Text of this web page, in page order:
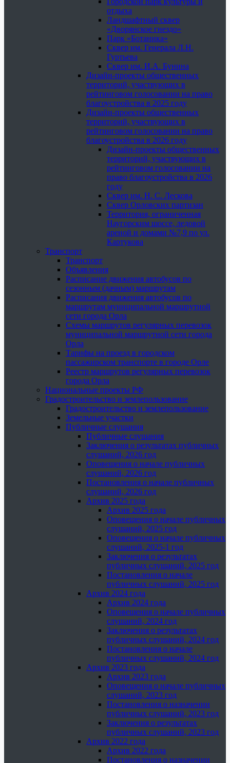
отдыха
Ландшафтный сквер
«Дворянское гнездо»
Парк «Ботаника»
Сквер им. Генерала Л.Н.
Гуртьева
Сквер им. И.А. Бунина
Дизайн-проекты общественных
территорий, участвующих в
рейтинговом голосовании на право
благоустройства в 2025 году
Дизайн-проекты общественных
территорий, участвующих в
рейтинговом голосовании на право
благоустройства в 2026 году
Дизайн-проекты общественных
территорий, участвующих в
рейтинговом голосовании на
право благоустройства в 2026
году
Сквер им. Н. С. Лескова
Сквер Орловских партизан
Территория, ограниченная
Наугорским шоссе, ледовой
ареной и домами №7,9 по ул.
Картукова
Транспорт
Транспорт
Объявления
Расписание движения автобусов по
сезонным (дачным) маршрутам
Расписания движения автобусов по
маршрутам муниципальной маршрутной
сети города Орла
Схемы маршрутов регулярных перевозок
муниципальной маршрутной сети города
Орла
Тарифы на проезд в городском
пассажирском транспорте в городе Орле
Реестр маршрутов регулярных перевозок
города Орла
Национальные проекты РФ
Градостроительство и землепользование
Градостроительство и землепользование
Земельные участки
Публичные слушания
Публичные слушания
Заключения о результатах публичных
слушаний, 2026 год
Оповещения о начале публичных
слушаний, 2026 год
Постановления о начале публичных
слушаний, 2026 год
Архив 2025 года
Архив 2025 года
Оповещения о начале публичных
слушаний, 2025 год
Оповещения о начале публичных
слушаний, 2025-1 год
Заключения о результатах
публичных слушаний, 2025 год
Постановления о начале
публичных слушаний, 2025 год
Архив 2024 года
Архив 2024 года
Оповещения о начале публичных
слушаний, 2024 год
Заключения о результатах
публичных слушаний, 2024 год
Постановления о начале
публичных слушаний, 2024 год
Архив 2023 года
Архив 2023 года
Оповещения о начале публичных
слушаний, 2023 год
Постановления о назначении
публичных слушаний, 2023 год
Заключения о результатах
публичных слушаний, 2023 год
Архив 2022 года
Архив 2022 года
Постановления о назначении